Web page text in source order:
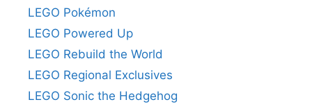
LEGO Pokémon
LEGO Powered Up
LEGO Rebuild the World
LEGO Regional Exclusives
LEGO Sonic the Hedgehog